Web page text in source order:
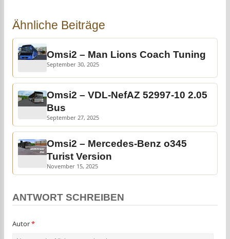
Ähnliche Beiträge
Omsi2 – Man Lions Coach Tuning
September 30, 2025
Omsi2 – VDL-NefAZ 52997-10 2.05
Bus
September 27, 2025
Omsi2 – Mercedes-Benz o345
Turist Version
November 15, 2025
ANTWORT SCHREIBEN
Autor*